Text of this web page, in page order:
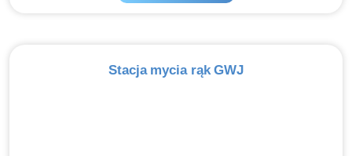
Stacja mycia rąk GWJ